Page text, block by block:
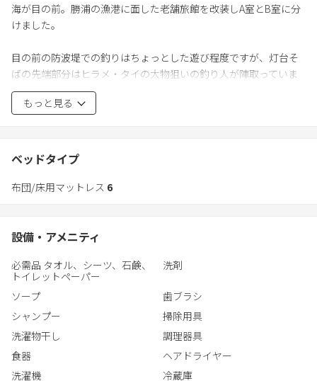
ます。リビングはフローリングに改装されています。
海が目の前。勝浦の漁港に面した老舗旅館を改装しA室とB室に分
けました。
目の前の防波堤での釣りはちょっとした遊び程度ですが、灯台そ
ばの先端部分はヒラメ・タイの大物狙いの釣り人が陣取っていま
す。釣り船は車で5分の川津港が盛んで、タイ・ヒラマサ、イカ、
イサキなど様々な魚が釣れます。
が有名ですが、その他にも、海鮮や焼肉、イタリアン、バーなど
10分。その先の御宿海水浴場は車で7分、勝浦海中展望塔は車で13
港は夜も電灯があるので、一昨日は水面にいる小さなフグを眺め
ごす休日もおすすめです。
部原海岸（サーフィン）車3分
御宿海水浴場 車8分
勝浦朝市会場 車5分
勝浦海中公園 車13分
もっと見る
ベッドタイプ
布団/床用マットレス 6
設備・アメニティ
必需品 タオル、シーツ、石鹸、
トイレットペーパー
洗剤
ソープ
歯ブラシ
シャンプー
掃除用具
洗濯物干し
調理器具
食器
ヘアドライヤー
洗濯機
冷蔵庫